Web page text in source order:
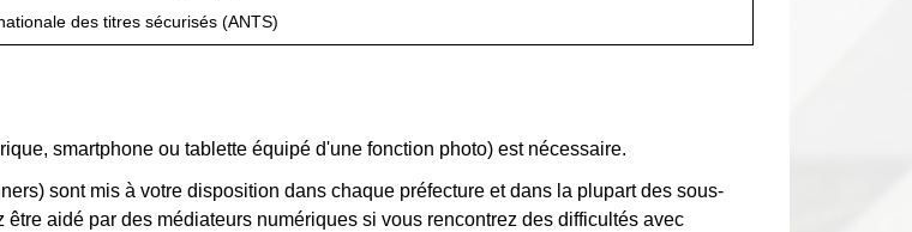
des titres sécurisés (ANTS)
smartphone ou tablette équipé d'une fonction photo) est nécessaire.
sont mis à votre disposition dans chaque préfecture et dans la plupart des sous-
aidé par des médiateurs numériques si vous rencontrez des difficultés avec